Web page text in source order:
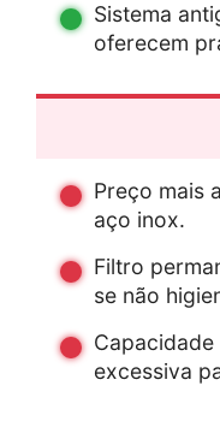
Sistema
oferecem
Preço mais
aço inox.
Filtro
se não
excessiva